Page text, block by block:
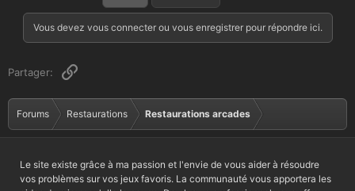
Vous devez vous connecter ou vous enregistrer pour répondre ici.
Partager: Lien
Forums Restaurations Restaurations arcades
Le site existe grâce à ma passion et l'envie de vous aider à résoudre
vos problèmes sur vos jeux favoris. La communauté vous apportera les